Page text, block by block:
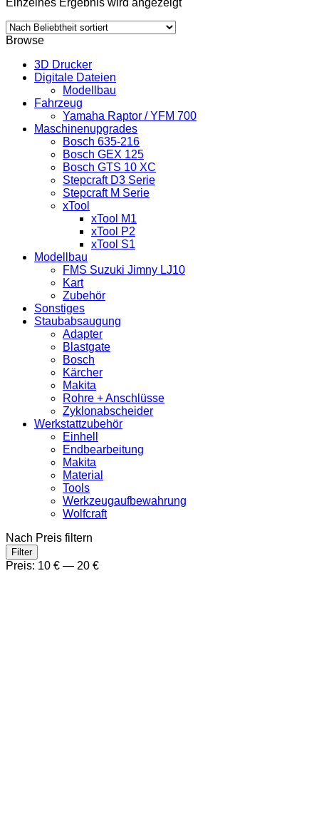
Einzelnes Ergebnis wird angezeigt
Browse
3D Drucker
Digitale Dateien
Modellbau
Fahrzeug
Yamaha Raptor / YFM 700
Maschinenupgrades
Bosch 635-216
Bosch GEX 125
Bosch GTS 10 XC
Stepcraft D3 Serie
Stepcraft M Serie
xTool
xTool M1
xTool P2
xTool S1
Modellbau
FMS Suzuki Jimny LJ10
Kart
Zubehör
Sonstiges
Staubabsaugung
Adapter
Blastgate
Bosch
Kärcher
Makita
Rohre + Anschlüsse
Zyklonabscheider
Werkstattzubehör
Einhell
Endbearbeitung
Makita
Material
Tools
Werkzeugaufbewahrung
Wolfcraft
Nach Preis filtern
Min.
Preis
Max.
Preis
Filter
Preis: 10 € — 20 €